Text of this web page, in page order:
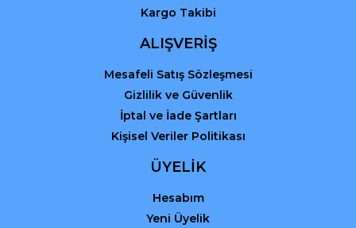
Kargo Takibi
ALIŞVERİŞ
Mesafeli Satış Sözleşmesi
Gizlilik ve Güvenlik
İptal ve İade Şartları
Kişisel Veriler Politikası
ÜYELİK
Hesabım
Yeni Üyelik